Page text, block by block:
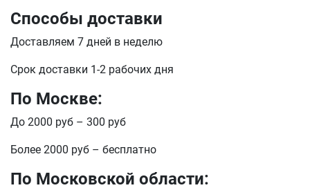
Способы доставки
Доставляем 7 дней в неделю
Срок доставки 1-2 рабочих дня
По Москве:
До 2000 руб – 300 руб
Более 2000 руб – бесплатно
По Московской области: